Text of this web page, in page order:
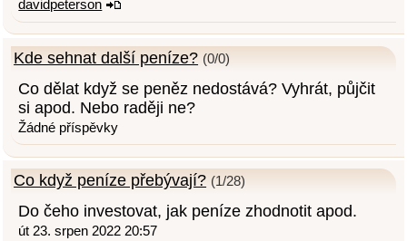
davidpeterson
Kde sehnat další peníze? (0/0)
Co dělat když se peněz nedostává? Vyhrát, půjčit
si apod. Nebo raději ne?
Žádné příspěvky
Co když peníze přebývají? (1/28)
Do čeho investovat, jak peníze zhodnotit apod.
út 23. srpen 2022 20:57